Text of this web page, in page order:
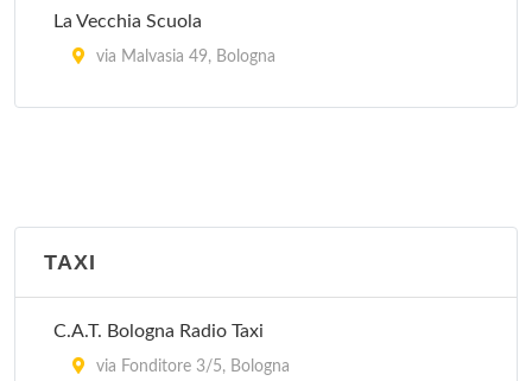
La Vecchia Scuola
via Malvasia 49, Bologna
via Masini 46, Zola Predosa
TAXI
C.A.T. Bologna Radio Taxi
via Fonditore 3/5, Bologna